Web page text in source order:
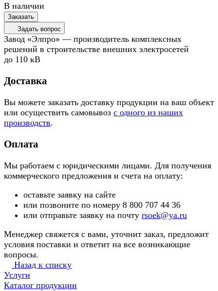
В наличии
Заказать
Задать вопрос
Завод «Элпро» — производитель комплексных
решений в строительстве внешних электросетей
до 110 кВ
Доставка
Вы можете заказать доставку продукции на ваш объект
или осуществить самовывоз с одного из наших
производств.
Оплата
Мы работаем с юридическими лицами. Для получения
коммерческого предложения и счета на оплату:
оставьте заявку на сайте
или позвоните по номеру 8 800 707 44 36
или отправьте заявку на почту rsoek@ya.ru
Менеджер свяжется с вами, уточнит заказ, предложит
условия поставки и ответит на все возникающие
вопросы.
Назад к списку
Услуги
Каталог продукции